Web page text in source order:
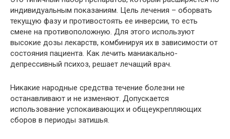
индивидуальным показаниям. Цель лечения – оборвать
текущую фазу и противостоять ее инверсии, то есть
смене на противоположную. Для этого используют
высокие дозы лекарств, комбинируя их в зависимости от
состояния пациента. Как лечить маниакально-
депрессивный психоз, решает лечащий врач.
Никакие народные средства течение болезни не
останавливают и не изменяют. Допускается
использование успокаивающих и общеукрепляющих
сборов в периоды затишья.